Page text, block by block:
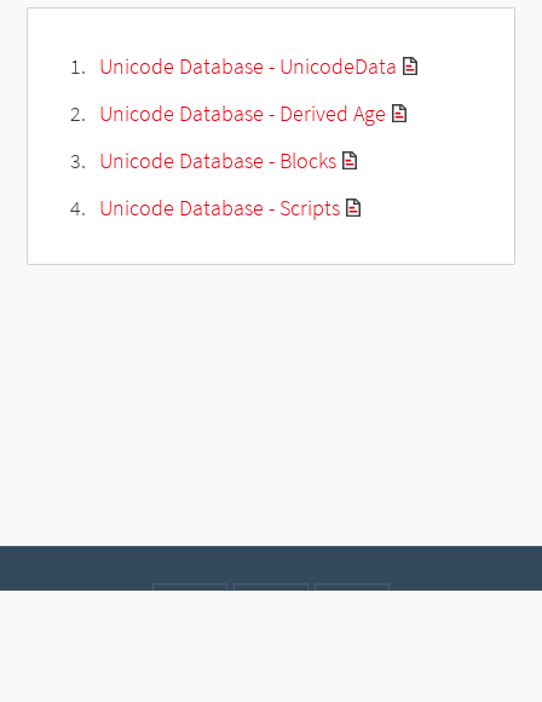
Unicode Database - UnicodeData
Unicode Database - Derived Age
Unicode Database - Blocks
Unicode Database - Scripts